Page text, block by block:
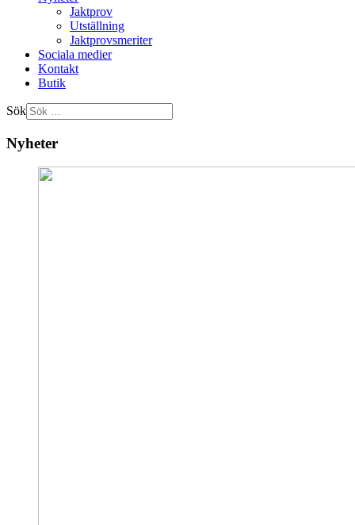
Jaktprov
Utställning
Jaktprovsmeriter
Sociala medier
Kontakt
Butik
Sök
Nyheter